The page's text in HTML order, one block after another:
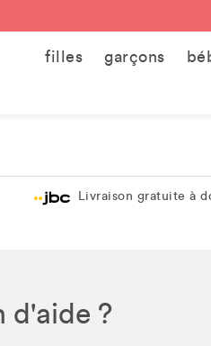
filles garçons
Livraison gratuite à
d'aide ?